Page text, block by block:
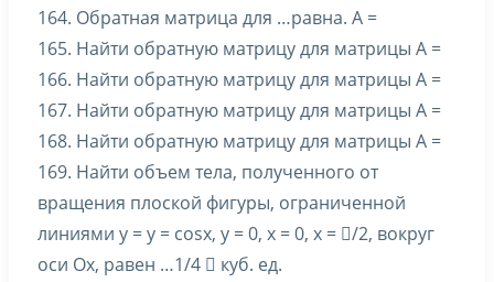
164. Обратная матрица для …равна. A =
165. Найти обратную матрицу для матрицы A =
166. Найти обратную матрицу для матрицы A =
167. Найти обратную матрицу для матрицы A =
168. Найти обратную матрицу для матрицы A =
169. Найти объем тела, полученного от
вращения плоской фигуры, ограниченной
линиями y = y = cosx, y = 0, x = 0, x = /2, вокруг
оси Ox, равен …1/4  куб. ед.